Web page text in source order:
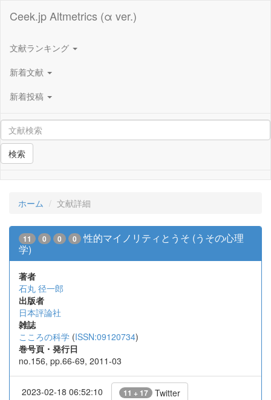
Ceek.jp Altmetrics (α ver.)
文献ランキング
新着文献
新着投稿
検索
ホーム 文献詳細
11 0 0 0
性的マイノリティとうそ (うその心理
学)
著者
石丸 径一郎
出版者
日本評論社
雑誌
こころの科学 (ISSN:09120734)
巻号頁・発行日
no.156, pp.66-69, 2011-03
2023-02-18 06:52:10 11 + 17 Twitter